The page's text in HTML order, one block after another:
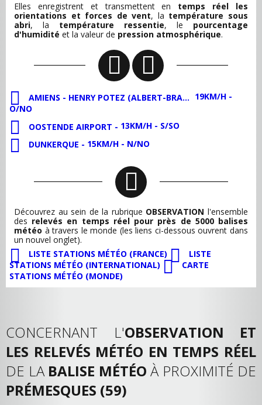
Elles enregistrent et transmettent en temps réel les
orientations et forces de vent, la température sous
abri, la température ressentie, le pourcentage
d'humidité et la valeur de pression atmosphérique.
AMIENS - HENRY POTEZ (ALBERT-BRAY) - 19KM/H -
O/NO
OOSTENDE AIRPORT - 13KM/H - S/SO
DUNKERQUE - 15KM/H - N/NO
Découvrez au sein de la rubrique OBSERVATION l'ensemble
des relevés en temps réel pour près de 5000 balises
météo à travers le monde (les liens ci-dessous ouvrent dans
un nouvel onglet).
LISTE STATIONS MÉTÉO (FRANCE)
LISTE
STATIONS MÉTÉO (INTERNATIONAL)
CARTE
STATIONS MÉTÉO (MONDE)
CONCERNANT L'OBSERVATION ET
LES RELEVÉS MÉTÉO EN TEMPS RÉEL
DE LA BALISE MÉTÉO À PROXIMITÉ DE
PRÉMESQUES (59)